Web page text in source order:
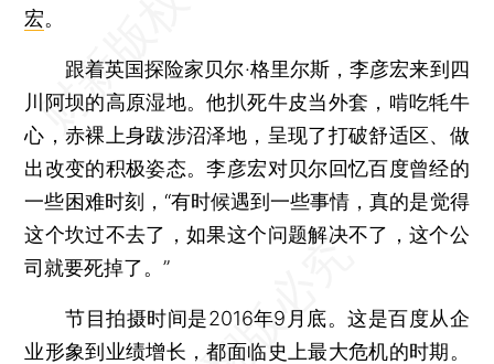
宏。
跟着英国探险家贝尔·格里尔斯，李彦宏来到四
川阿坝的高原湿地。他扒死牛皮当外套，啃吃牦牛
心，赤裸上身跋涉沼泽地，呈现了打破舒适区、做
出改变的积极姿态。李彦宏对贝尔回忆百度曾经的
一些困难时刻，“有时候遇到一些事情，真的是觉得
这个坎过不去了，如果这个问题解决不了，这个公
司就要死掉了。”
节目拍摄时间是2016年9月底。这是百度从企
业形象到业绩增长，都面临史上最大危机的时期。